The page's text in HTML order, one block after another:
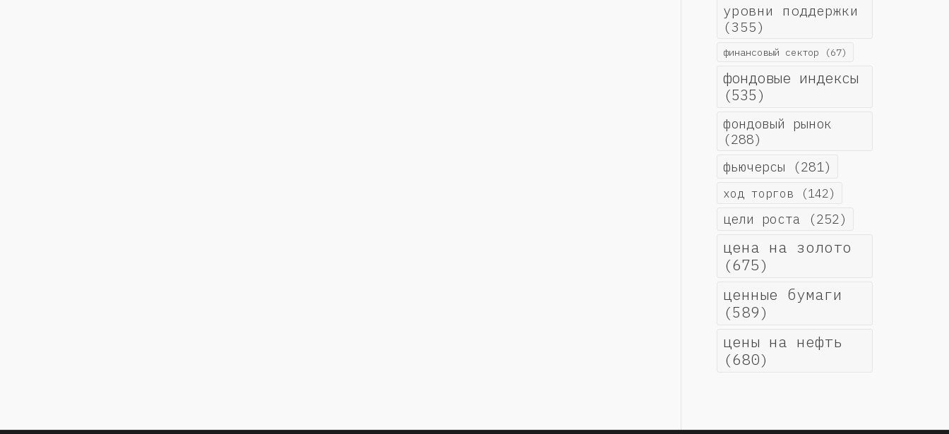
уровни поддержки
(355)
финансовый сектор (67)
фондовые индексы
(535)
фондовый рынок
(288)
фьючерсы (281)
ход торгов (142)
цели роста (252)
цена на золото
(675)
ценные бумаги
(589)
цены на нефть
(680)